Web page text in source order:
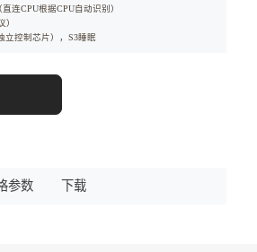
连CPU根据CPU自动识别）
）
立控制芯片），S3睡眠
参数 下载